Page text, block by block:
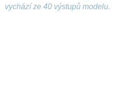
vychází ze 40 výstupů modelu.